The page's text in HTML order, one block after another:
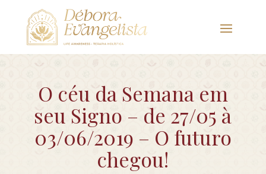
O céu da Semana em
seu Signo – de 27/05 à
03/06/2019 – O futuro
chegou!